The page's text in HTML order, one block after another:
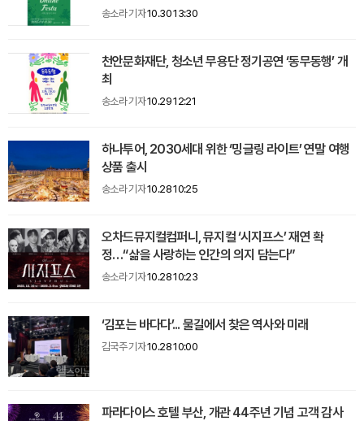
송소라 기자10.30 13:30
천안문화재단, 청소년 무용단 정기공연 ‘동무동행’ 개
최
송소라 기자10.29 12:21
하나투어, 2030세대 위한 ‘밍글링 라이트’ 연말 여행
상품 출시
송소라 기자10.28 10:25
오차드뮤지컬컴퍼니, 뮤지컬 ‘시지프스’ 재연 확
정…“삶을 사랑하는 인간의 의지 담는다”
송소라 기자10.28 10:23
‘김포는 바다다’... 물길에서 찾은 역사와 미래
김국주 기자10.28 10:00
파라다이스 호텔 부산, 개관 44주년 기념 고객 감사